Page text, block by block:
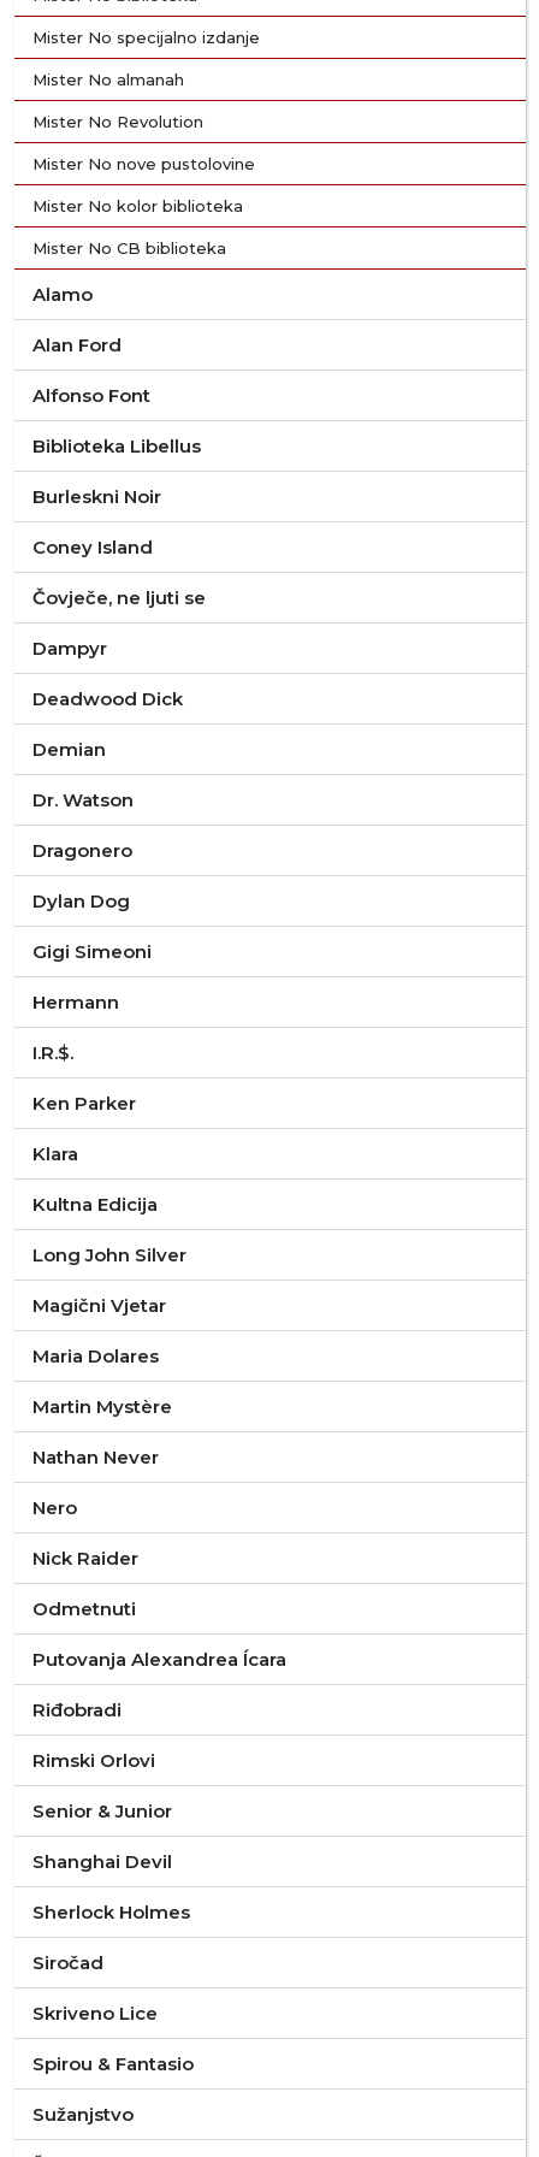
Mister No specijalno izdanje
Mister No almanah
Mister No Revolution
Mister No nove pustolovine
Mister No kolor biblioteka
Mister No CB biblioteka
Alamo
Alan Ford
Alfonso Font
Biblioteka Libellus
Burleskni Noir
Coney Island
Čovječe, ne ljuti se
Dampyr
Deadwood Dick
Demian
Dr. Watson
Dragonero
Dylan Dog
Gigi Simeoni
Hermann
I.R.$.
Ken Parker
Klara
Kultna Edicija
Long John Silver
Magični Vjetar
Maria Dolares
Martin Mystère
Nathan Never
Nero
Nick Raider
Odmetnuti
Putovanja Alexandrea Ícara
Riđobradi
Rimski Orlovi
Senior & Junior
Shanghai Devil
Sherlock Holmes
Siročad
Skriveno Lice
Spirou & Fantasio
Sužanjstvo